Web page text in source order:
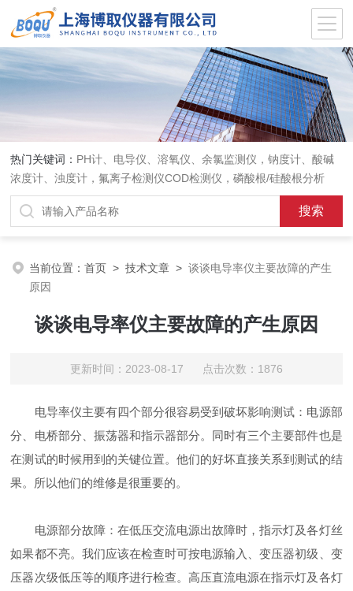
热门关键词： PH计、电导仪、溶氧仪、余氯监测仪，钠度计、酸碱
浓度计、浊度计，氟离子检测仪COD检测仪，磷酸根/硅酸根分析
仪，PH电极、溶氧电极、电导电极
当前位置：首页 >技术文章 >谈谈电导率仪主要故障的产生
原因
谈谈电导率仪主要故障的产生原因
更新时间：2023-08-17 点击次数：1876
电导率仪主要有四个部分很容易受到破坏影响测试：电源部
分、电桥部分、振荡器和指示器部分。同时有三个主要部件也是
在测试的时候用到的关键位置。他们的好坏直接关系到测试的结
果。所以他们的维修是很重要的。
电源部分故障：在低压交流电源出故障时，指示灯及各灯丝
如果都不亮。我们应该在检查时可按电源输入、变压器初级、变
压器次级低压等的顺序进行检查。高压直流电源在指示灯及各灯